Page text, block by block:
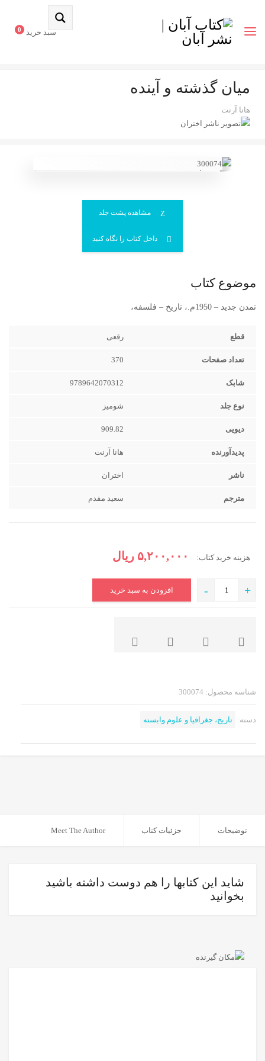
سبد خرید 0
میان گذشته و آینده
هانا آرنت
اختران
مشاهده پشت جلد
داخل کتاب را نگاه کنید
موضوع کتاب
تمدن جدید – 1950م.، تاریخ – فلسفه،
قطع رقعی‌
تعداد صفحات 370
شابک 9789642070312
نوع جلد شوميز
دیویی 909.82
پدیدآورنده هانا آرنت
ناشر اختران
مترجم سعید مقدم
هزینه خرید کتاب: ۵,۲۰۰,۰۰۰ ریال
+
- افزودن به سبد خرید
شناسه محصول: 300074
دسته: تاریخ، جغرافیا و علوم وابسته
توضیحات جزئیات کتاب Meet The Author
شاید این کتابها را هم دوست داشته باشید
بخوانید